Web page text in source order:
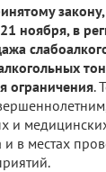
ноября, в
ограничения.
и
и в местах